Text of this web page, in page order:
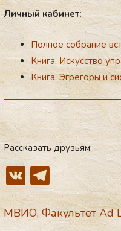
Лич­ный ка­би­нет:
Полное собрание
Книга. Искусство
Книга. Эгрегоры и
Рассказать друзьям:
V
K
T
el
e
МВИО,Факультет Ad